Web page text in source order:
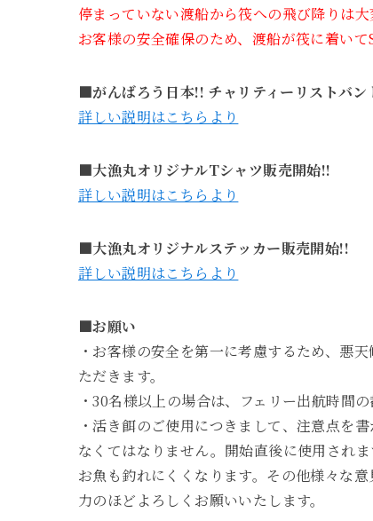
停まっていない渡船から筏への飛び降りは大
お客様の安全確保のため、渡船が筏に着い
■がんばろう日本!! チャリティーリストバン
詳しい説明はこちらより
■大漁丸オリジナルTシャツ販売開始!!
詳しい説明はこちらより
■大漁丸オリジナルステッカー販売開始!!
詳しい説明はこちらより
■お願い
・お客様の安全を第一に考慮するため、悪
ただきます。
・30名様以上の場合は、フェリー出航時間
・活き餌のご使用につきまして、注意点を
なくてはなりません。開始直後に使用され
お魚も釣れにくくなります。その他様々な
力のほどよろしくお願いいたします。